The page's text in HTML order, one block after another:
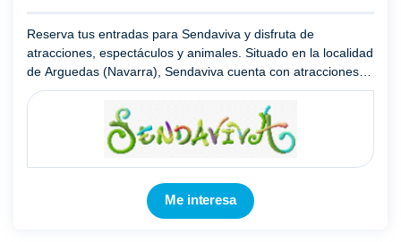
Reserva tus entradas para Sendaviva y disfruta de
atracciones, espectáculos y animales. Situado en la localidad
de Arguedas (Navarra), Sendaviva cuenta con atracciones
pensadas tanto para los amantes de las sensaciones fuertes
Mostrar más
Me interesa